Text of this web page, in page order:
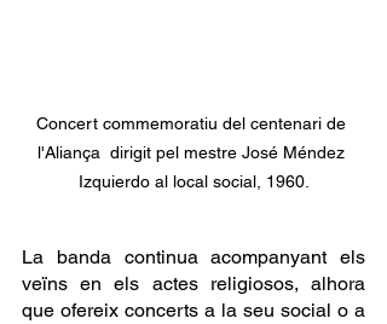
Concert commemoratiu del centenari de
l'Aliança  dirigit pel mestre José Méndez
Izquierdo al local social, 1960.
La banda continua acompanyant els
veïns en els actes religiosos, alhora
que ofereix concerts a la seu social o a